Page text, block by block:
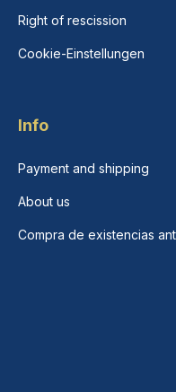
Right of rescission
Cookie-Einstellungen
Info
Payment and shipping
About us
Compra de existencias